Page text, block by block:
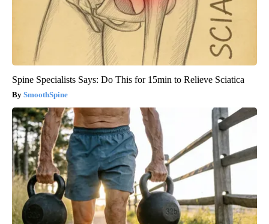
Spine Specialists Says: Do This for 15min to Relieve Sciatica
SmoothSpine